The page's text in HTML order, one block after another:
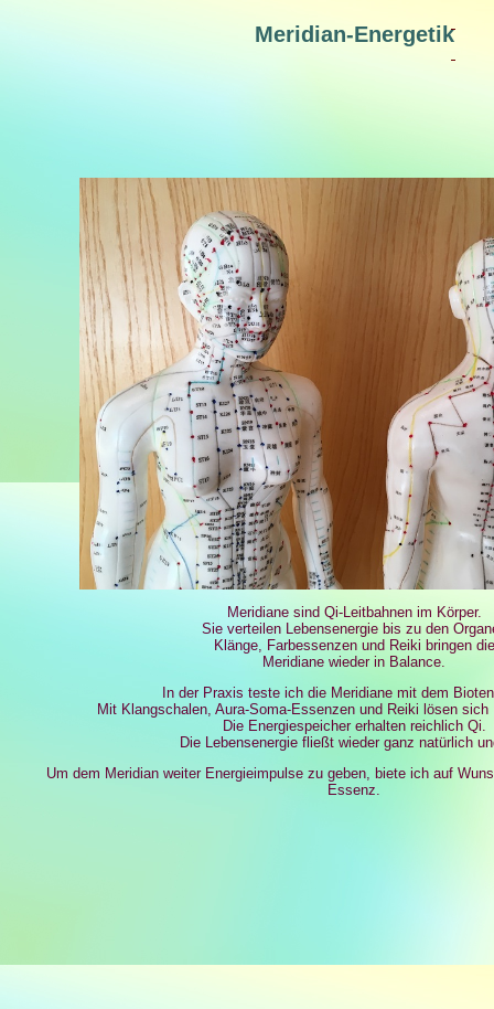
Meridian-Energetik
Meridiane sind Qi-Leitbahnen im Körper.
Sie verteilen Lebensenergie bis zu den
Klänge, Farbessenzen und Reiki bringen die
Meridiane wieder in Balance.
In der Praxis teste ich die Meridiane mit dem
Mit Klangschalen, Aura-Soma-Essenzen und Reiki lösen sich
Die Energiespeicher erhalten reichlich Qi.
Die Lebensenergie fließt wieder ganz natürlich
Um dem Meridian weiter Energieimpulse zu geben, biete ich auf
Essenz.